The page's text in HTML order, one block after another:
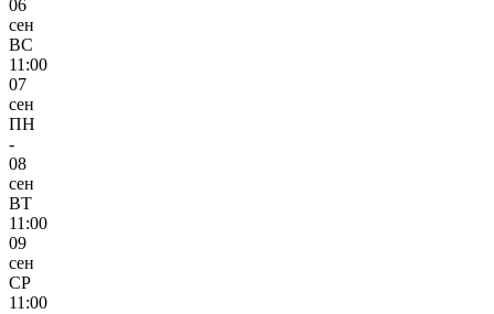
06
сен
ВС
11:00
07
сен
ПН
-
08
сен
ВТ
11:00
09
сен
СР
11:00